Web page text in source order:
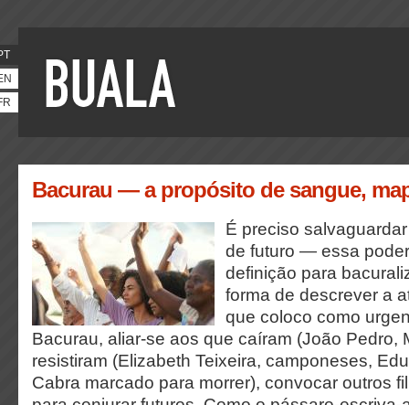
Bacurau — a propósito de sangue,
É preciso
de futuro — essa
definição para
forma de descrever a
que coloco como
Bacurau, aliar-se aos que caíram (João Pedro,
resistiram (Elizabeth Teixeira, camponeses,
Cabra marcado para morrer), convocar outros